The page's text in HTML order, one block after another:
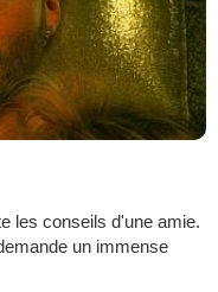
les conseils d'une amie.
un immense